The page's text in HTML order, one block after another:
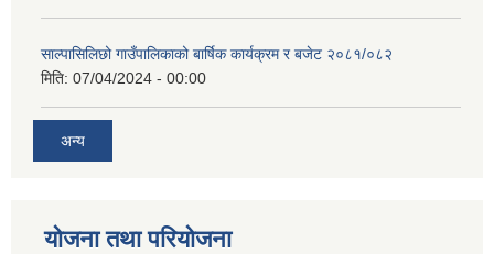
साल्पासिलिछो गाउँपालिकाको बार्षिक कार्यक्रम र बजेट २०८१/०८२
मिति: 07/04/2024 - 00:00
अन्य
योजना तथा परियोजना